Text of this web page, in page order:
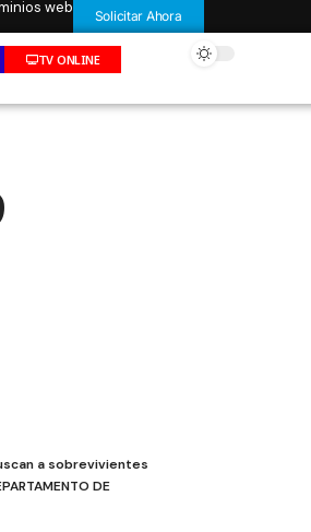
web Solicitar Ahora
TV ONLINE
a sobrevivientes
DE